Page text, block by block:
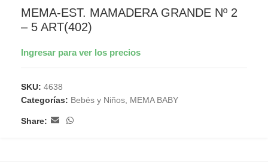
MEMA-EST. MAMADERA GRANDE Nº 2
– 5 ART(402)
Ingresar para ver los precios
SKU: 4638
Categorías: Bebés y Niños MEMA BABY
Share: